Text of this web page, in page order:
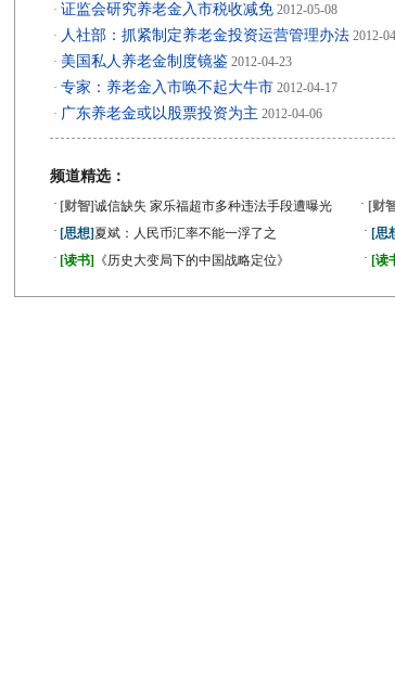
· 证监会研究养老金入市税收减免 2012-05-08
· 人社部：抓紧制定养老金投资运营管理办法 2012-
· 美国私人养老金制度镜鉴 2012-04-23
· 专家：养老金入市唤不起大牛市 2012-04-17
· 广东养老金或以股票投资为主 2012-04-06
频道精选：
· [财智]诚信缺失 家乐福超市多种违法手段遭曝光 · [财
· [思想]夏斌：人民币汇率不能一浮了之 · [思
· [读书] 《历史大变局下的中国战略定位》 · [读